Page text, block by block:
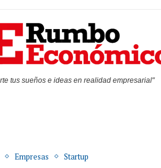
tus sueños e ideas en realidad empresarial"
Empresas Startup